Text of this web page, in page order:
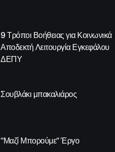
9 Τρόποι Βοήθειας για Κοινωνικά
Αποδεκτή Λειτουργία Εγκεφάλου
ΔΕΠΥ
Σουβλάκι μπακαλιάρος
“Μαζί Μπορούμε” Έργο